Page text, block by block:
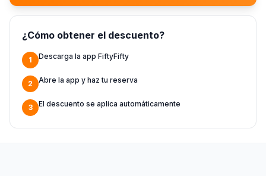
¿Cómo obtener el descuento?
1 Descarga la app FiftyFifty
2 Abre la app y haz tu reserva
3 El descuento se aplica automáticamente